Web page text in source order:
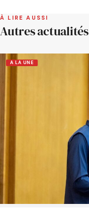
À LIRE AUSSI
Autres actualités
A LA UNE